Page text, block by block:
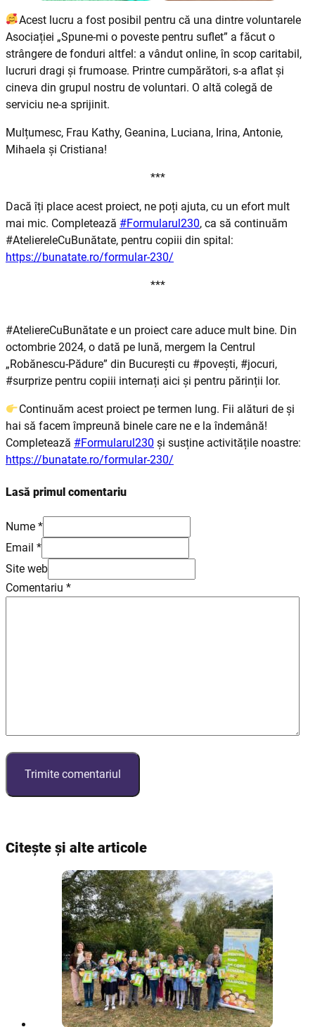
Acest lucru a fost posibil pentru că una dintre voluntarele
Asociației „Spune-mi o poveste pentru suflet” a făcut o
strângere de fonduri altfel: a vândut online, în scop caritabil,
lucruri dragi și frumoase. Printre cumpărători, s-a aflat și
cineva din grupul nostru de voluntari. O altă colegă de
serviciu ne-a sprijinit.
Mulțumesc, Frau Kathy, Geanina, Luciana, Irina, Antonie,
Mihaela și Cristiana!
***
Dacă îți place acest proiect, ne poți ajuta, cu un efort mult
mai mic. Completează #Formularul230, ca să continuăm
#AteliereleCuBunătate, pentru copiii din spital:
https://bunatate.ro/formular-230/
***
#AteliereCuBunătate e un proiect care aduce mult bine. Din
octombrie 2024, o dată pe lună, mergem la Centrul
„Robănescu-Pădure” din București cu #povești, #jocuri,
#surprize pentru copiii internați aici și pentru părinții lor.
Continuăm acest proiect pe termen lung. Fii alături de și
hai să facem împreună binele care ne e la îndemână!
Completează #Formularul230 și susține activitățile noastre:
https://bunatate.ro/formular-230/
Lasă primul comentariu
Nume *
Email *
Site web
Comentariu *
Citește și alte articole